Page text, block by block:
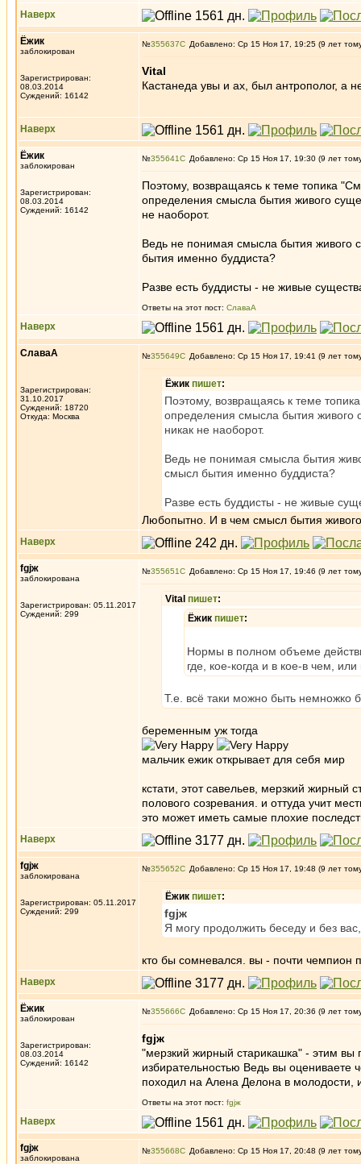
Наверх
Ёжик
заблокирован
Зарегистрирован:
08.03.2014
Суждений: 16142
№355637 Добавлено: Ср 15 Ноя 17, 19:25 (9 лет
Vital
Кастанеда увы и ах, был антрополог, а
Наверх
Ёжик
заблокирован
Зарегистрирован:
08.03.2014
Суждений: 16142
№355641 Добавлено: Ср 15 Ноя 17, 19:30 (9 лет
Поэтому, возвращаясь к теме топика
определения смысла бытия живого
не наоборот.
Ведь не понимая смысла бытия живого
бытия именно буддиста?
Разве есть буддисты - не живые
Ответы на этот пост: СлаваА
Наверх
СлаваА
Зарегистрирован:
31.10.2017
Суждений: 18720
Откуда: Москва
№355649 Добавлено: Ср 15 Ноя 17, 19:41 (9 лет
Ёжик пишет:
Поэтому, возвращаясь к теме
определения смысла бытия живого
никак не наоборот.
Ведь не понимая смысла бытия
смысл бытия именно буддиста?
Разве есть буддисты - не живые
Любопытно. И в чем смысл бытия
Наверх
fgjж
заблокирована
Зарегистрирован: 05.11.2017
Суждений: 299
№355651 Добавлено: Ср 15 Ноя 17, 19:46 (9 лет
Vital пишет:
Ёжик пишет:
Нормы в полном объеме
где, кое-когда и в кое-в чем,
Т.е. всё таки можно быть немножко
беременным уж тогда
мальчик ежик открывает для себя мир
кстати, этот савельев, мерзкий жирный
полового созревания. и оттуда учит
это может иметь самые плохие
Наверх
fgjж
заблокирована
Зарегистрирован: 05.11.2017
Суждений: 299
№355652 Добавлено: Ср 15 Ноя 17, 19:48 (9 лет
Ёжик пишет:
fgjж
Я могу продолжить беседу и без
кто бы сомневался. вы - почти чемпион
Наверх
Ёжик
заблокирован
Зарегистрирован:
08.03.2014
Суждений: 16142
№355666 Добавлено: Ср 15 Ноя 17, 20:36 (9 лет
fgjж
"мерзкий жирный старикашка" - этим вы
избирательностью Ведь вы оцениваете
походил на Алена Делона в
Ответы на этот пост: fgjж
Наверх
fgjж
заблокирована
№355668 Добавлено: Ср 15 Ноя 17, 20:48 (9 лет